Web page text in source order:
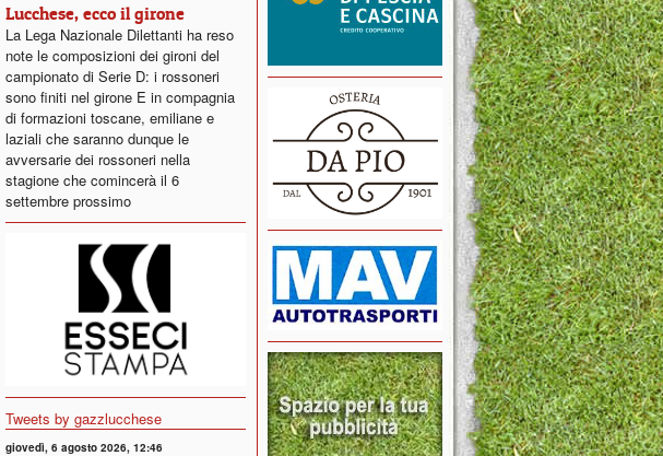
Lucchese, ecco il girone
La Lega Nazionale Dilettanti ha reso
note le composizioni dei gironi del
campionato di Serie D: i rossoneri
sono finiti nel girone E in compagnia
di formazioni toscane, emiliane e
laziali che saranno dunque le
avversarie dei rossoneri nella
stagione che comincerà il 6
settembre prossimo
Tweets by gazzlucchese
giovedì, 6 agosto 2026, 12:46